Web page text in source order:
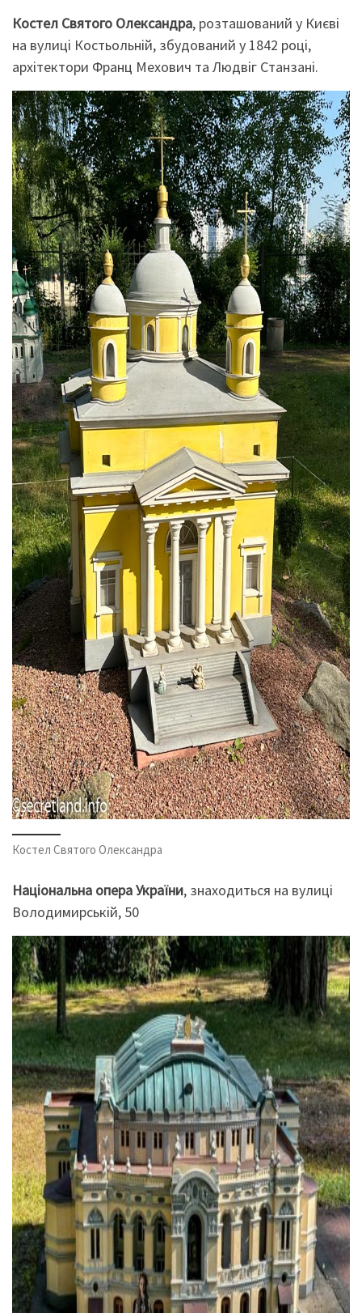
Костел Святого Олександра, розташований у Києві
на вулиці Костьольній, збудований у 1842 році,
архітектори Франц Мехович та Людвіг Станзані.
Костел Святого Олександра
Національна опера України, знаходиться на вулиці
Володимирській, 50